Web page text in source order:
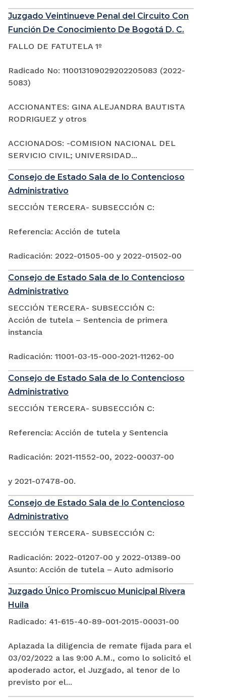
Juzgado Veintinueve Penal del Circuito Con
Función De Conocimiento De Bogotá D. C.
FALLO DE FATUTELA 1º
Radicado No: 110013109029202205083 (2022-
5083)
ACCIONANTES: GINA ALEJANDRA BAUTISTA
RODRIGUEZ y otros
ACCIONADOS: -COMISION NACIONAL DEL
SERVICIO CIVIL; UNIVERSIDAD...
Consejo de Estado Sala de lo Contencioso
Administrativo
SECCIÓN TERCERA- SUBSECCIÓN C:
Referencia: Acción de tutela
Radicación: 2022-01505-00 y 2022-01502-00
Consejo de Estado Sala de lo Contencioso
Administrativo
SECCIÓN TERCERA- SUBSECCIÓN C:
Acción de tutela – Sentencia de primera
instancia
Radicación: 11001-03-15-000-2021-11262-00
Consejo de Estado Sala de lo Contencioso
Administrativo
SECCIÓN TERCERA- SUBSECCIÓN C:
Referencia: Acción de tutela y Sentencia
Radicación: 2021-11552-00, 2022-00037-00
y 2021-07478-00.
Consejo de Estado Sala de lo Contencioso
Administrativo
SECCIÓN TERCERA- SUBSECCIÓN C:
Radicación: 2022-01207-00 y 2022-01389-00
Asunto: Acción de tutela – Auto admisorio
Juzgado Único Promiscuo Municipal Rivera
Huila
Radicado: 41-615-40-89-001-2015-00031-00
Aplazada la diligencia de remate fijada para el
03/02/2022 a las 9:00 A.M., como lo solicitó el
apoderado actor, el Juzgado, al tenor de lo
previsto por el...